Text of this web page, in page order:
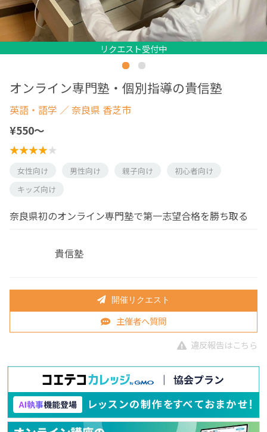
リクエスト受付中
リクエスト受付中
リクエスト受付中
オンライン専門塾・個別指導の貴信塾
英語・語学 ／ 奈良県 香芝市
¥550〜
女性向け 男性向け 親子向け
初心者向け
キッズ向け
奈良県初のオンライン専門塾で第一志望合格を勝ち取る
貴信塾
開催リクエスト
主催者へ質問
違反報告はこちら